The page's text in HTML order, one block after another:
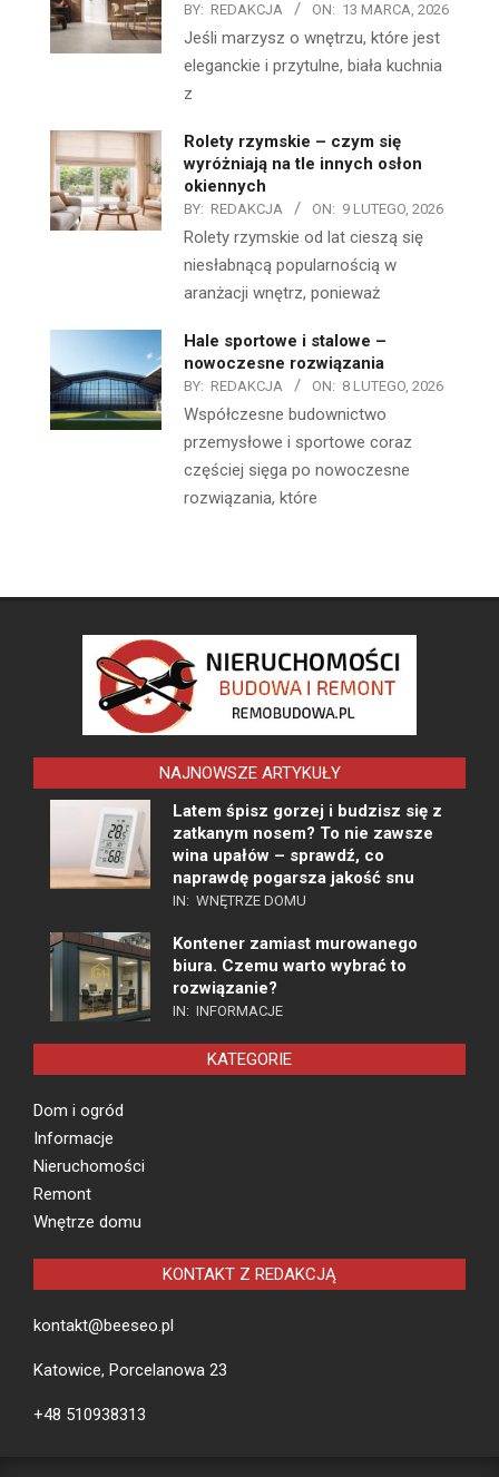
BY: REDAKCJA ON: 13 MARCA, 2026
Jeśli marzysz o wnętrzu, które jest
eleganckie i przytulne, biała kuchnia
z
Rolety rzymskie – czym się
wyróżniają na tle innych osłon
okiennych
BY: REDAKCJA ON: 9 LUTEGO, 2026
Rolety rzymskie od lat cieszą się
niesłabnącą popularnością w
aranżacji wnętrz, ponieważ
Hale sportowe i stalowe –
nowoczesne rozwiązania
BY: REDAKCJA ON: 8 LUTEGO, 2026
Współczesne budownictwo
przemysłowe i sportowe coraz
częściej sięga po nowoczesne
rozwiązania, które
NAJNOWSZE ARTYKUŁY
Latem śpisz gorzej i budzisz się z
zatkanym nosem? To nie zawsze
wina upałów – sprawdź, co
naprawdę pogarsza jakość snu
IN: WNĘTRZE DOMU
Kontener zamiast murowanego
biura. Czemu warto wybrać to
rozwiązanie?
IN: INFORMACJE
KATEGORIE
Dom i ogród
Informacje
Nieruchomości
Remont
Wnętrze domu
KONTAKT Z REDAKCJĄ
kontakt@beeseo.pl
Katowice, Porcelanowa 23
+48 510938313